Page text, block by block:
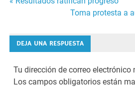
Navegación
entradas
Toma protesta a
DEJA UNA RESPUESTA
Tu dirección de correo electrónico
Los campos obligatorios están